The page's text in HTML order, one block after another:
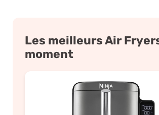
Les meilleurs Air
moment